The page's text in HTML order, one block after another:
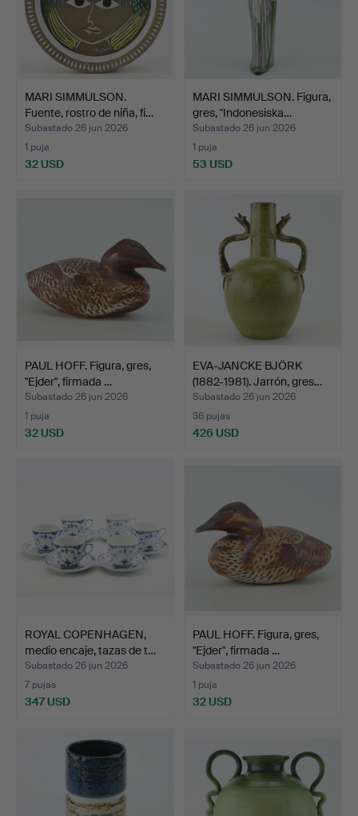
MARI SIMMULSON.
Fuente, rostro de niña, fi…
Subastado 26 jun 2026
1 puja
32 USD
MARI SIMMULSON. Figura,
gres, "Indonesiska…
Subastado 26 jun 2026
1 puja
53 USD
PAUL HOFF. Figura, gres,
"Ejder", firmada …
Subastado 26 jun 2026
1 puja
32 USD
EVA-JANCKE BJÖRK
(1882-1981). Jarrón, gres…
Subastado 26 jun 2026
36 pujas
426 USD
ROYAL COPENHAGEN,
medio encaje, tazas de t…
Subastado 26 jun 2026
7 pujas
347 USD
PAUL HOFF. Figura, gres,
"Ejder", firmada …
Subastado 26 jun 2026
1 puja
32 USD